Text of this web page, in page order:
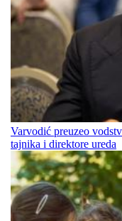
Varvodić preuzeo
tajnika i direktore ureda